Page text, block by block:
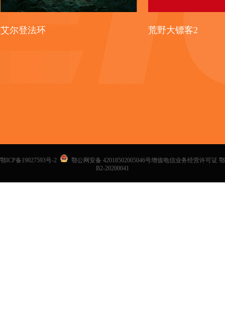
艾尔登法环 荒野大镖客2
鄂ICP备19027593号-2
鄂公网安备 42018502005046号增值电信业务经营许可证 鄂
B2-20200041